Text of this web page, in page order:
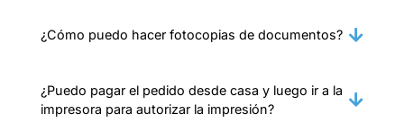
¿Cómo puedo hacer fotocopias de documentos?
¿Puedo pagar el pedido desde casa y luego ir a la
impresora para autorizar la impresión?